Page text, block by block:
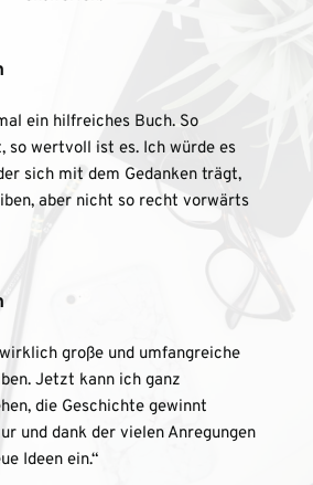
ein hilfreiches Buch. So
so wertvoll ist es. Ich würde es
sich mit dem Gedanken trägt,
aber nicht so recht vorwärts
große und umfangreiche
Jetzt kann ich ganz
die Geschichte gewinnt
und dank der vielen Anregungen
Ideen ein.“